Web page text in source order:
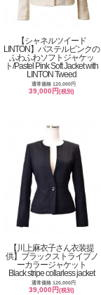
【シャネルツイード
LINTON】パステルピンクの
ふわふわソフトジャケッ
ト/Pastel Pink Soft Jacket with
LINTON Tweed
通常価格 120,000円
39,000円(税別)
【川上麻衣子さん衣装提
供】ブラックストライプノ
ーカラージャケット
Black stripe collarless jacket
通常価格 120,000円
39,000円(税別)